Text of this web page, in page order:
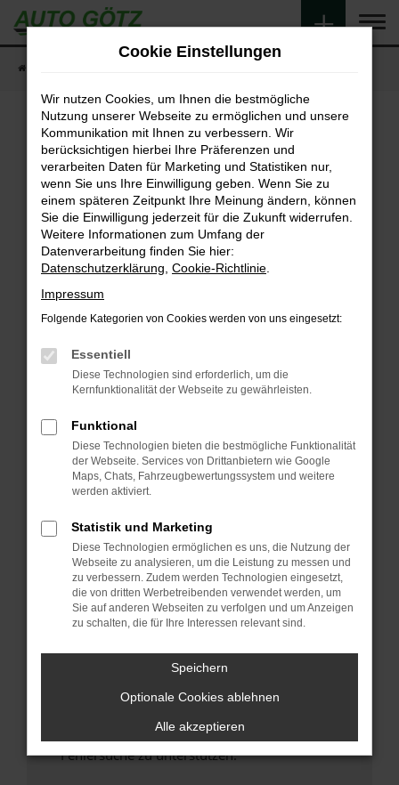
Zum
Hauptinhalt
springen
Fehler: Network Error
Beim Laden ist ein Fehler aufgetreten.
Hier sind ein paar Tipps, die dir helfen können:
Überprüfe deine Firewall und deine
Internetverbindung.
Laden andere Webseiten, zum Beispiel deine
Suchmaschine?
Prüfe deine Browsererweiterungen.
können das Laden bestimmter Seiten
verhindern. Funktioniert die Seite in einem
Fenster?
Starte dein Gerät neu.
Das kann manchmal helfen, vorübergehende
Probleme zu beheben.
Betriebssystem auf dem neuesten Stand
sind.
Veraltete Software birgt nicht nur ein
Sicherheitsrisiko, sondern kann auch dazu
führen, dass bestimmte Funktionen nicht mehr
unterstützt werden.
Wende dich an den Webseitenbetreiber.
Wenn du alle oben genannten Schritte versucht
hast, kontaktiere uns bitte. Wir werden
uns diesen Text schicken, um uns bei der
Fehlersuche zu unterstützen:
Cookie Einstellungen
Wir nutzen Cookies, um Ihnen die bestmögliche
Nutzung unserer Webseite zu ermöglichen und unsere
Kommunikation mit Ihnen zu verbessern. Wir
berücksichtigen hierbei Ihre Präferenzen und
verarbeiten Daten für Marketing und Statistiken nur,
wenn Sie uns Ihre Einwilligung geben. Wenn Sie zu
einem späteren Zeitpunkt Ihre Meinung ändern, können
Sie die Einwilligung jederzeit für die Zukunft widerrufen.
Weitere Informationen zum Umfang der
Datenverarbeitung finden Sie hier:
Datenschutzerklärung Cookie-Richtlinie
Impressum
Folgende Kategorien von Cookies werden von uns eingesetzt:
Essentiell
Diese Technologien sind erforderlich, um die
Kernfunktionalität der Webseite zu gewährleisten.
Funktional
Diese Technologien bieten die bestmögliche Funktionalität
der Webseite. Services von Drittanbietern wie Google
Maps, Chats, Fahrzeugbewertungssystem und weitere
werden aktiviert.
Statistik und Marketing
Diese Technologien ermöglichen es uns, die Nutzung der
Webseite zu analysieren, um die Leistung zu messen und
zu verbessern. Zudem werden Technologien eingesetzt,
die von dritten Werbetreibenden verwendet werden, um
Sie auf anderen Webseiten zu verfolgen und um Anzeigen
zu schalten, die für Ihre Interessen relevant sind.
Speichern
Optionale Cookies ablehnen
Alle akzeptieren